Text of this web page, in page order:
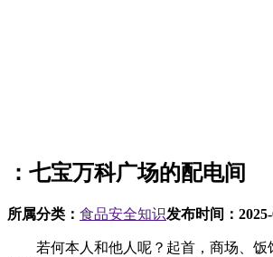
：七宝万科广场的配电间
所属分类： 食品安全知识发布时间：
若何本人和他人呢？起首，商场、饭